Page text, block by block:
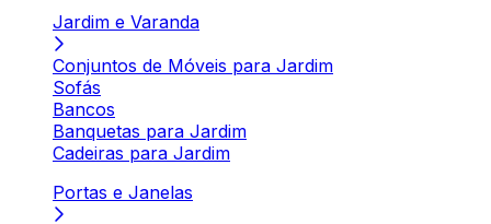
Jardim e Varanda
Conjuntos de Móveis para Jardim
Sofás
Bancos
Banquetas para Jardim
Cadeiras para Jardim
Portas e Janelas